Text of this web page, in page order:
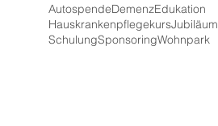
AutospendeDemenzEdukation
HauskrankenpflegekursJubiläum
SchulungSponsoringWohnpark